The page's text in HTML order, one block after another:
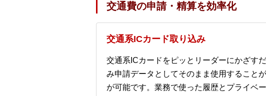
交通費の申請・精算を効率化
交通系ICカード取り込み
交通系ICカードをピッとリーダーにかざす
み申請データとしてそのまま使用すること
が可能です。業務で使った履歴とプライベ